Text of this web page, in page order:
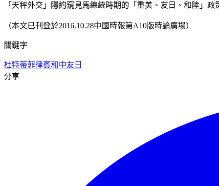
「天秤外交」隱約窺見馬總統時期的「重美、友日、和陸」政
（本文已刊登於2016.10.28中國時報第A10版時論廣場）
關鍵字
杜特蒂菲律賓和中友日
分享